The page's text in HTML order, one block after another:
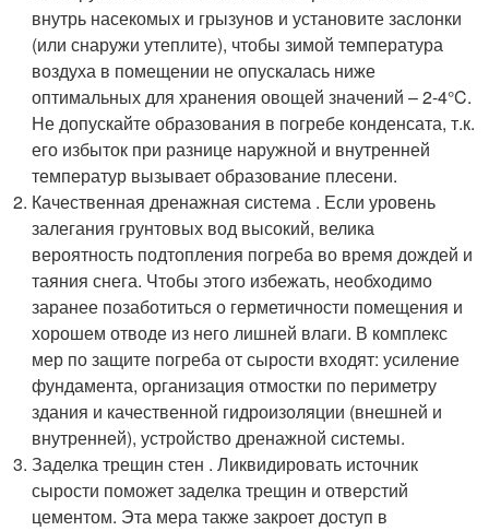
внутрь насекомых и грызунов и установите заслонки
(или снаружи утеплите), чтобы зимой температура
воздуха в помещении не опускалась ниже
оптимальных для хранения овощей значений – 2-4°C.
Не допускайте образования в погребе конденсата, т.к.
его избыток при разнице наружной и внутренней
температур вызывает образование плесени.
Качественная дренажная система . Если уровень
залегания грунтовых вод высокий, велика
вероятность подтопления погреба во время дождей и
таяния снега. Чтобы этого избежать, необходимо
заранее позаботиться о герметичности помещения и
хорошем отводе из него лишней влаги. В комплекс
мер по защите погреба от сырости входят: усиление
фундамента, организация отмостки по периметру
здания и качественной гидроизоляции (внешней и
внутренней), устройство дренажной системы.
Заделка трещин стен . Ликвидировать источник
сырости поможет заделка трещин и отверстий
цементом. Эта мера также закроет доступ в